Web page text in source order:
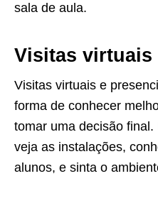
sala de aula.
Visitas virtuais
Visitas virtuais e
forma de conhecer
tomar uma decisão
veja as instalações,
alunos, e sinta o